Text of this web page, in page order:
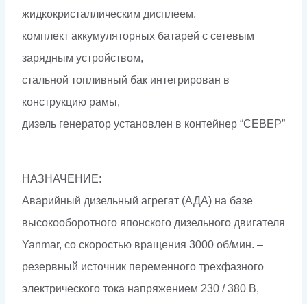
жидкокристаллическим дисплеем,
комплект аккумуляторных батарей с сетевым
зарядным устройством,
стальной топливный бак интегрирован в
конструкцию рамы,
дизель генератор установлен в контейнер “СЕВЕР”
НАЗНАЧЕНИЕ:
Аварийный дизельный агрегат (АДА) на базе
высокооборотного японского дизельного двигателя
Yanmar, со скоростью вращения 3000 об/мин. –
резервный источник переменного трехфазного
электрического тока напряжением 230 / 380 В,